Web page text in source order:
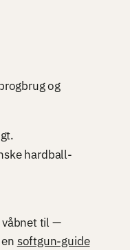
og
hardball-
våbnet til —
softgun-guide